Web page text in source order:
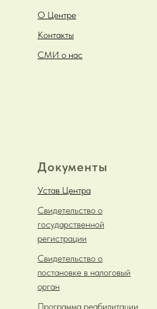
О Центре
Контакты
СМИ о нас
Документы
Устав Центра
Свидетельство о
государственной
регистрации
Свидетельство о
постановке в налоговый
орган
Программа реабилитации